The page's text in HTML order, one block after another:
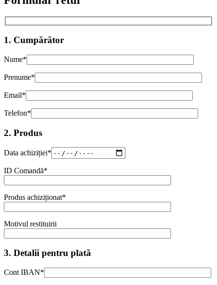
1. Cumpărător
Nume*
Prenume*
Email*
Telefon*
2. Produs
Data achiziției*
ID Comandă*
Produs achiziționat*
Motivul restituirii
3. Detalii pentru plată
Cont IBAN*